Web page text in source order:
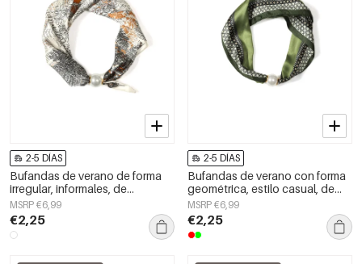
2-5 DÍAS
Bufandas de verano de forma
irregular, informales, de
poliéster, para uso diario.
MSRP €6,99
€2,25
2-5 DÍAS
Bufandas de verano con forma
geométrica, estilo casual, de
poliéster, accesorios para el día
a día.
MSRP €6,99
€2,25